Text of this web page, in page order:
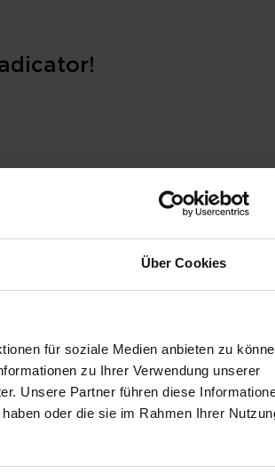
Über Cookies
für soziale Medien anbieten zu
zu Ihrer Verwendung unserer
Unsere Partner führen diese
oder die sie im Rahmen Ihrer